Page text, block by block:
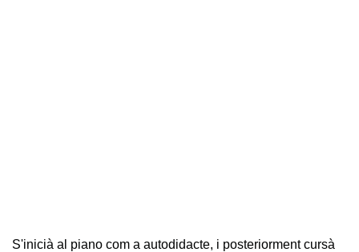
S'inicià al piano com a autodidacte, i posteriorment cursà